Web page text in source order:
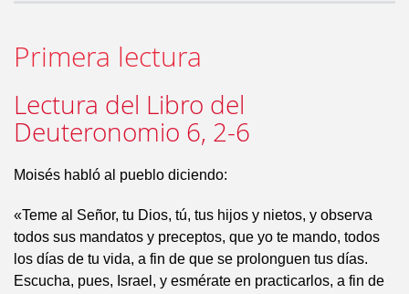
Primera lectura
Lectura del Libro del
Deuteronomio 6, 2-6
Moisés habló al pueblo diciendo:
«Teme al Señor, tu Dios, tú, tus hijos y nietos, y observa
todos sus mandatos y preceptos, que yo te mando, todos
los días de tu vida, a fin de que se prolonguen tus días.
Escucha, pues, Israel, y esmérate en practicarlos, a fin de